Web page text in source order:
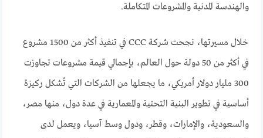
والهندسة المدنية والمشروعات المتكاملة.
خلال مسيرتها، نجحت شركة CCC في تنفيذ أكثر من 1500 مشروع
في أكثر من 50 دولة حول العالم، بإجمالي قيمة مشروعات تجاوزت
300 مليار دولار أمريكي، ما يجعلها من الشركات التي تُشكل ركيزة
أساسية في تطوير البنية التحتية والمعمارية في عدة دول، منها مصر،
والسعودية، والإمارات، وقطر، ودول وسط آسيا، ويعمل لدى